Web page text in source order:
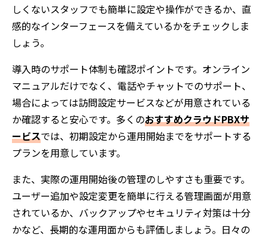
しくないスタッフでも簡単に設定や操作ができるか、直
感的なインターフェースを備えているかをチェックしま
しょう。
導入時のサポート体制も確認ポイントです。オンライン
マニュアルだけでなく、電話やチャットでのサポート、
場合によっては訪問設定サービスなどが用意されている
か確認すると安心です。多くのおすすめクラウドPBXサ
ービスでは、初期設定から運用開始までをサポートする
プランを用意しています。
また、実際の運用開始後の管理のしやすさも重要です。
ユーザー追加や設定変更を簡単に行える管理画面が用意
されているか、バックアップやセキュリティ対策は十分
かなど、長期的な運用面からも評価しましょう。日々の